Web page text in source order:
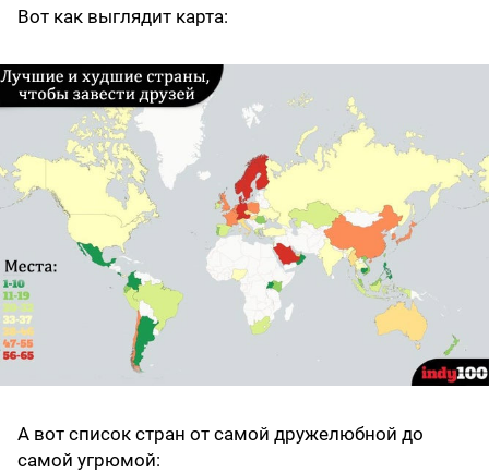
Вот как выглядит карта:
А вот список стран от самой дружелюбной до
самой угрюмой: